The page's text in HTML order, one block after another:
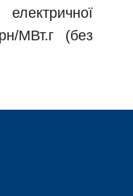
МВт.г (без